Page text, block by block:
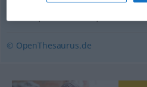
Festakt
© OpenThesaurus.de